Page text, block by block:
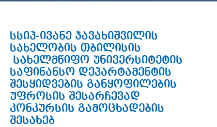
სსიპ-ივანე ჯავახიშვილის
სახელობის თბილისის
სახელმწიფო უნივერსიტეტის
საფინანსო დეპარტამენტის
შესყიდვების განყოფილების
უფროსის შესარჩევად
კონკურსის გამოცხადების
შესახებ